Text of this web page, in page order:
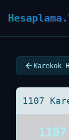
Karekök
1107